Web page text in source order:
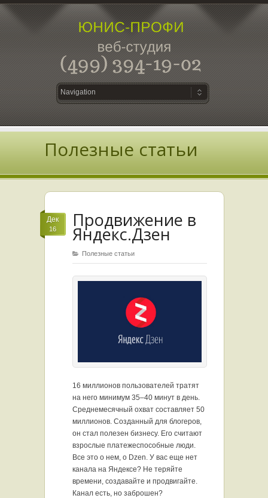
Полезные статьи
Дек
16 Продвижение в
Яндекс.Дзен
Полезные статьи
16 миллионов пользователей тратят
на него минимум 35–40 минут в день.
Среднемесячный охват составляет 50
миллионов. Созданный для блогеров,
он стал полезен бизнесу. Его считают
взрослые платежеспособные люди.
Все это о нем, о Dzen. У вас еще нет
канала на Яндексе? Не теряйте
времени, создавайте и продвигайте.
Канал есть, но заброшен?